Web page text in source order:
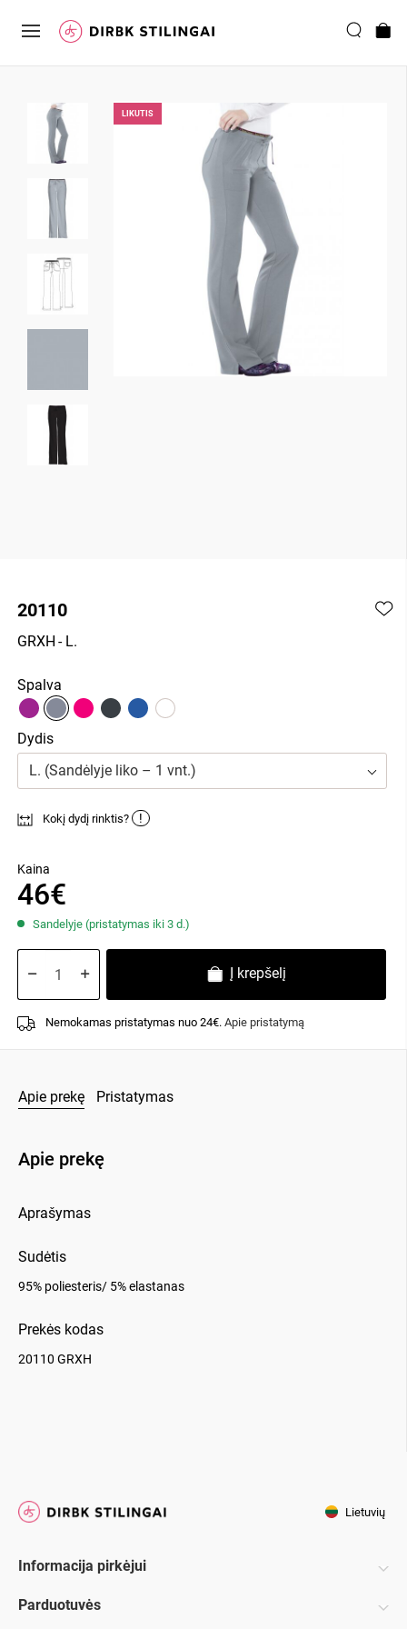
LIKUTIS
20110
GRXH - L.
Spalva
Dydis
L. (Sandėlyje liko – 1 vnt.)
Kokį dydį rinktis? !
Kaina
46€
Sandelyje (pristatymas iki 3 d.)
Į krepšelį
Nemokamas pristatymas nuo 24€. Apie pristatymą
Apie prekę Pristatymas
Apie prekę
Aprašymas
Sudėtis
95% poliesteris/ 5% elastanas
Prekės kodas
20110 GRXH
Informacija pirkėjui
Parduotuvės
Lietuvių